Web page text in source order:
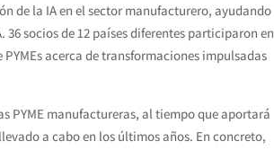
de la IA en el sector manufacturero, ayudando
socios de 12 países diferentes participaron en
acerca de transformaciones impulsadas
PYME manufactureras, al tiempo que aportará
a cabo en los últimos años. En concreto,